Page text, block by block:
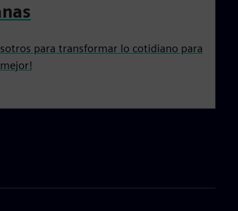
para transformar lo cotidiano para